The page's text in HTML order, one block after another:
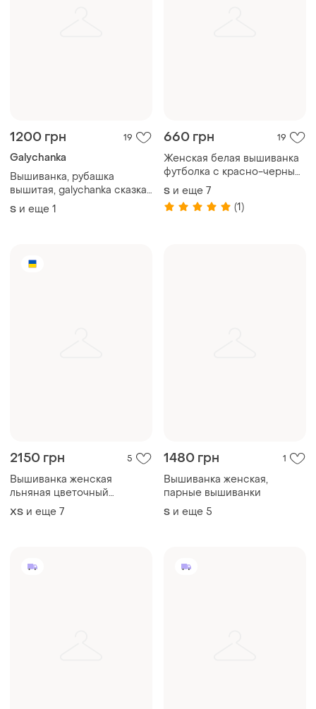
1200 грн 19
Galychanka
Вышиванка, рубашка
вышитая, galychanka сказка,
р. s-m
S и еще 1
660 грн 19
Женская белая вышиванка
футболка с красно-черным
орнаментом
S и еще 7
(1)
2150 грн 5
Вышиванка женская
льняная цветочный
орнамент
ХS и еще 7
1480 грн 1
Вышиванка женская,
парные вышиванки
S и еще 5